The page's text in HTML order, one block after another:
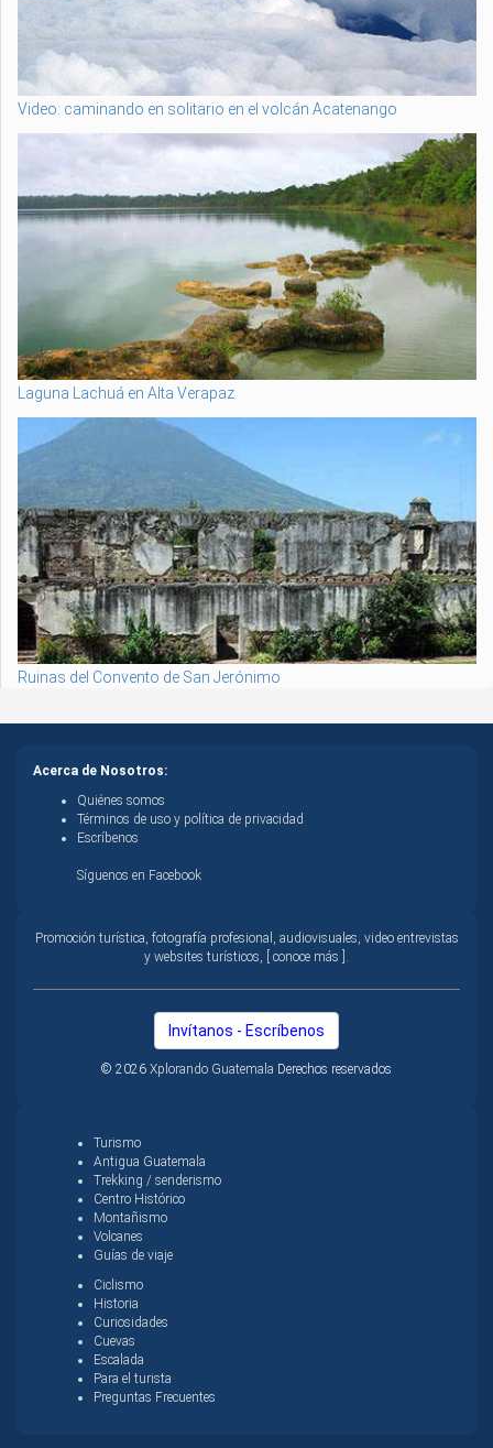
Video: caminando en solitario en el volcán Acatenango
Laguna Lachuá en Alta Verapaz
Ruinas del Convento de San Jerónimo
Acerca de Nosotros:
Quiénes somos
Términos de uso y política de privacidad
Escríbenos
Síguenos en Facebook
Promoción turística, fotografía profesional, audiovisuales, video entrevistas
y websites turísticos, [ conoce más ].
Invítanos - Escríbenos
© 2026 Xplorando Guatemala Derechos reservados
Turismo
Antigua Guatemala
Trekking / senderismo
Centro Histórico
Montañismo
Volcanes
Guías de viaje
Ciclismo
Historia
Curiosidades
Cuevas
Escalada
Para el turista
Preguntas Frecuentes